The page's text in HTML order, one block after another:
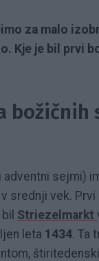
za malo
Kje je bil prvi
božičnih
adventni sejmi)
srednji vek.
Striezelmarkt
leta 1434. Ta